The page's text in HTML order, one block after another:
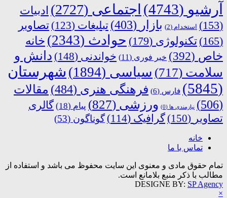
آرشیو (4743) اجتماعی (2727)
ادبیات
(153)
استخدام (2) بازار (403) تبلیغات (123)
تصاویر
(165)
تکنولوژی (179) حوادث (2343)
خانه
خاص (392) خبر فوری (11) خواندنی (148)
دانش و
سلامت (717) سیاسی (1894)
شهرستان
(5845)
فارس (6) فرهنگی هنری (484)
مقالات
(506)
نیازمندی ها (0) ورزشی (827) پیام (18)
گالری
تصاویر (150) گرافیک (114) گوناگون (53)
خانه
تماس با ما
تمام حقوق مادی و معنوی این سایت محفوظ می باشد و استفاده از
مطالب با ذکر منبع بلامانع است.
DESIGNE BY: SP Agency
×